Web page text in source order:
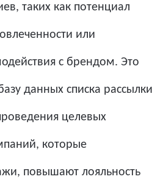
таких как потенциал
или
с брендом. Это
данных списка рассылки
целевых
которые
повышают лояльность